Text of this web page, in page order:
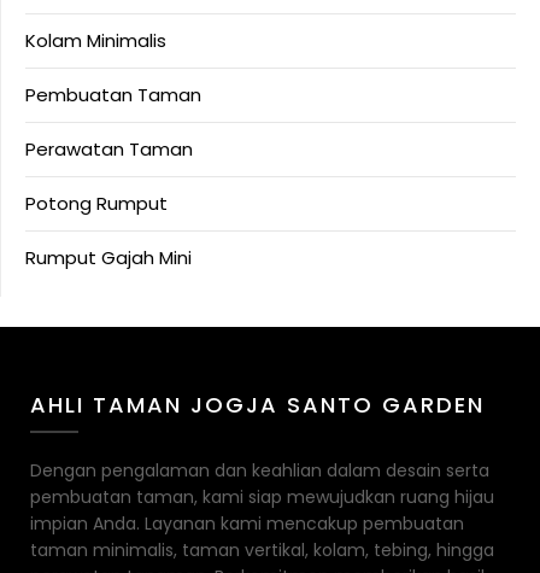
Kolam Minimalis
Pembuatan Taman
Perawatan Taman
Potong Rumput
Rumput Gajah Mini
AHLI TAMAN JOGJA SANTO GARDEN
Dengan pengalaman dan keahlian dalam desain serta
pembuatan taman, kami siap mewujudkan ruang hijau
impian Anda. Layanan kami mencakup pembuatan
taman minimalis, taman vertikal, kolam, tebing, hingga